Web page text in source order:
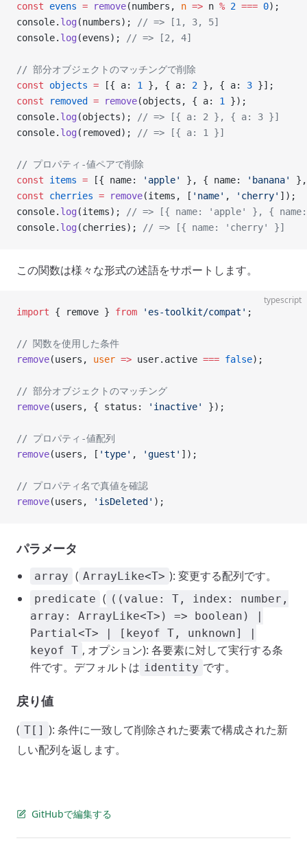
const evens = remove(numbers, n => n % 2 === 0);
console. log (numbers);
// => [1, 3, 5]
console. log (evens); // => [2, 4]
// 部分オブジェクトのマッチングで削除
const objects = [{ a: 1 }, { a: 2 }, { a: 3 }];
const removed = remove(objects, { a: 1
});
console. log (objects);
// => [{ a: 2 }, { a: 3 }]
console. log (removed); // => [{ a: 1 }]
// プロパティ-値ペアで削除
const items = [{ name: 'apple' }, { name: 'banana'
},
const cherries = remove(items, [ 'name' , 'cherry' ]);
console. log (items);
// => [{ name: 'apple' }, {
console. log (cherries); // => [{ name: 'cherry' }]
この関数は様々な形式の述語をサポートします。
typescript
import { remove } from 'es-toolkit/compat' ;
// 関数を使用した条件
remove(users, user => user.active === false);
// 部分オブジェクトのマッチング
remove(users, { status: 'inactive' });
// プロパティ-値配列
remove(users, [ 'type' , 'guest' ]);
// プロパティ名で真値を確認
remove(users, 'isDeleted' );
パラメータ
array ( ArrayLike<T> ): 変更する配列です。
predicate ( ((value: T, index: number,
array: ArrayLike<T>) => boolean) |
Partial<T> | [keyof T, unknown] |
keyof T , オプション): 各要素に対して実行する条
件です。デフォルトは identity です。
戻り値
( T[] ): 条件に一致して削除された要素で構成された新
しい配列を返します。
GitHubで編集する